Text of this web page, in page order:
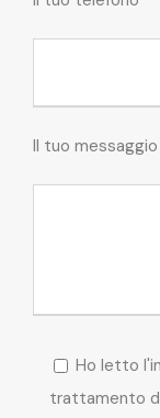
Il tuo messaggio
Ho letto
trattamento